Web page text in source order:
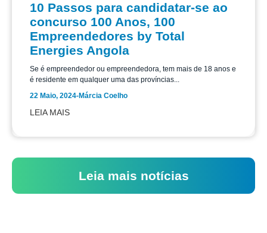
10 Passos para candidatar-se ao
concurso 100 Anos, 100
Empreendedores by Total
Energies Angola
Se é empreendedor ou empreendedora, tem mais de 18 anos e
é residente em qualquer uma das províncias...
22 Maio, 2024-Márcia Coelho
LEIA MAIS
Leia mais notícias